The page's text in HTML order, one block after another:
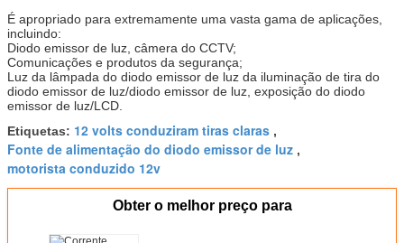
É apropriado para extremamente uma vasta gama de aplicações,
incluindo:
Diodo emissor de luz, câmera do CCTV;
Comunicações e produtos da segurança;
Luz da lâmpada do diodo emissor de luz da iluminação de tira do
diodo emissor de luz/diodo emissor de luz, exposição do diodo
emissor de luz/LCD.
Etiquetas: 12 volts conduziram tiras claras ,
Fonte de alimentação do diodo emissor de luz ,
motorista conduzido 12v
Obter o melhor preço para